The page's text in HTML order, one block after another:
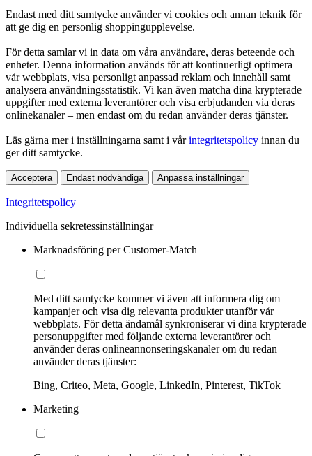
Endast med ditt samtycke använder vi cookies och annan teknik för
att ge dig en personlig shoppingupplevelse.
För detta samlar vi in data om våra användare, deras beteende och
enheter. Denna information används för att kontinuerligt optimera
vår webbplats, visa personligt anpassad reklam och innehåll samt
analysera användningsstatistik. Vi kan även matcha dina krypterade
uppgifter med externa leverantörer och visa erbjudanden via deras
onlinekanaler – men endast om du redan använder deras tjänster.
Läs gärna mer i inställningarna samt i vårintegritetspolicy innan du
ger ditt samtycke.
Acceptera Endast nödvändiga Anpassa inställningar
Integritetspolicy
Individuella sekretessinställningar
Marknadsföring per Customer-Match
Med ditt samtycke kommer vi även att informera dig om
kampanjer och visa dig relevanta produkter utanför vår
webbplats. För detta ändamål synkroniserar vi dina krypterade
personuppgifter med följande externa leverantörer och
använder deras onlineannonseringskanaler om du redan
använder deras tjänster:
Bing, Criteo, Meta, Google, LinkedIn, Pinterest, TikTok
Marketing